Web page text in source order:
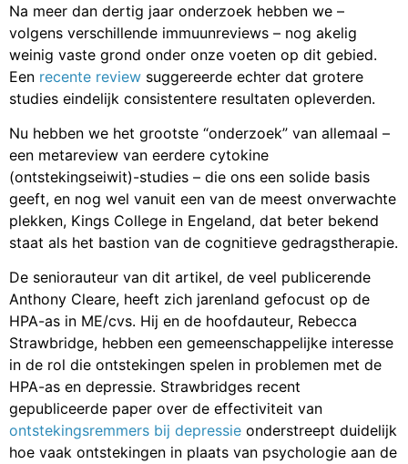
Na meer dan dertig jaar onderzoek hebben we –
volgens verschillende immuunreviews – nog akelig
weinig vaste grond onder onze voeten op dit gebied.
Een recente review suggereerde echter dat grotere
studies eindelijk consistentere resultaten opleverden.
Nu hebben we het grootste “onderzoek” van allemaal –
een metareview van eerdere cytokine
(ontstekingseiwit)-studies – die ons een solide basis
geeft, en nog wel vanuit een van de meest onverwachte
plekken, Kings College in Engeland, dat beter bekend
staat als het bastion van de cognitieve gedragstherapie.
De seniorauteur van dit artikel, de veel publicerende
Anthony Cleare, heeft zich jarenland gefocust op de
HPA-as in ME/cvs. Hij en de hoofdauteur, Rebecca
Strawbridge, hebben een gemeenschappelijke interesse
in de rol die ontstekingen spelen in problemen met de
HPA-as en depressie. Strawbridges recent
gepubliceerde paper over de effectiviteit van
ontstekingsremmers bij depressie onderstreept duidelijk
hoe vaak ontstekingen in plaats van psychologie aan de